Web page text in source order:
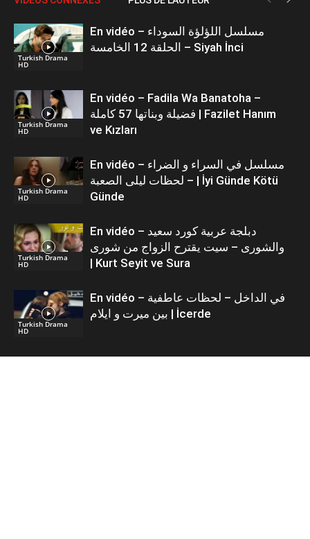
Turkish Drama
HD
En vidéo – مسلسل اللؤلؤة السوداء
الحلقة 12 الخامسة – Siyah İnci
Turkish Drama
HD
En vidéo – Fadila Wa Banatoha –
فضيلة وبناتها 57 كاملة | Fazilet Hanım
ve Kızları
Turkish Drama
HD
En vidéo – مسلسل في السراء و الضراء
– لحظات ليلى الصعبة | İyi Günde Kötü
Günde
Turkish Drama
HD
En vidéo – دبلجة عربية كورد سعيد
والشورى – سيت يقترح الزواج من شورى
| Kurt Seyit ve Sura
Turkish Drama
HD
En vidéo – في الداخل – لحظات عاطفية
بين ميرت و ايلام | İcerde